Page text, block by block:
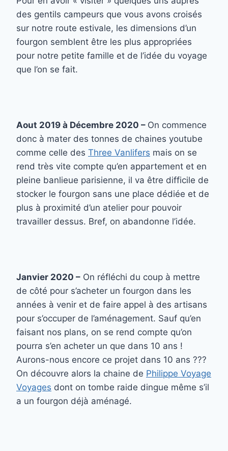
des gentils campeurs que vous avons croisés
sur notre route estivale, les dimensions d’un
fourgon semblent être les plus appropriées
pour notre petite famille et de l’idée du voyage
que l’on se fait.
Aout 2019 à Décembre 2020 – On commence
donc à mater des tonnes de chaines youtube
comme celle des Three Vanlifers mais on se
rend très vite compte qu’en appartement et en
pleine banlieue parisienne, il va être difficile de
stocker le fourgon sans une place dédiée et de
plus à proximité d’un atelier pour pouvoir
travailler dessus. Bref, on abandonne l’idée.
Janvier 2020 – On réfléchi du coup à mettre
de côté pour s’acheter un fourgon dans les
années à venir et de faire appel à des artisans
pour s’occuper de l’aménagement. Sauf qu’en
faisant nos plans, on se rend compte qu’on
pourra s’en acheter un que dans 10 ans !
Aurons-nous encore ce projet dans 10 ans ???
On découvre alors la chaine de Philippe Voyage
Voyages dont on tombe raide dingue même s’il
a un fourgon déjà aménagé.